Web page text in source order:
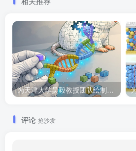
为天津大学吴毅教授团队绘制的Cell子刊封面作品
评论 抢沙发